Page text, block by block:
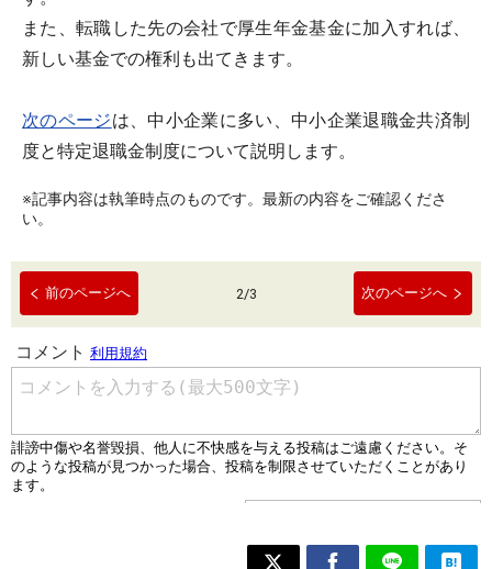
また、転職した先の会社で厚生年金基金に加入すれば、
新しい基金での権利も出てきます。
次のページは、中小企業に多い、中小企業退職金共済制
度と特定退職金制度について説明します。
※記事内容は執筆時点のものです。最新の内容をご確認くださ
い。
前のページへ 2/3 次のページへ